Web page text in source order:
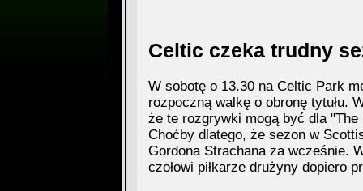
Celtic czeka trudny
W sobotę o 13.30 na Celtic Park
rozpoczną walkę o obronę tytułu.
że te rozgrywki mogą być dla
Choćby dlatego, że sezon w
Gordona Strachana za wcześnie.
czołowi piłkarze drużyny dopiero